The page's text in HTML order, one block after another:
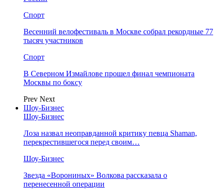
Спорт
Весенний велофестиваль в Москве собрал рекордные 77
тысяч участников
Спорт
В Северном Измайлове прошел финал чемпионата
Москвы по боксу
Prev Next
Шоу-Бизнес
Шоу-Бизнес
Лоза назвал неоправданной критику певца Shaman,
перекрестившегося перед своим…
Шоу-Бизнес
Звезда «Ворониных» Волкова рассказала о
перенесенной операции